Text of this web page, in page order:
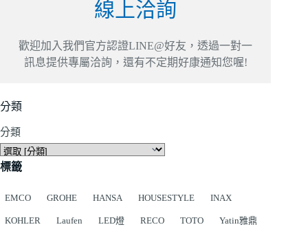
線上洽詢
歡迎加入我們官方認證LINE@好友，透過一對一
訊息提供專屬洽詢，還有不定期好康通知您喔!
分類
分類
標籤
EMCO GROHE HANSA HOUSESTYLE INAX
KOHLER Laufen LED燈 RECO TOTO Yatin雅鼎